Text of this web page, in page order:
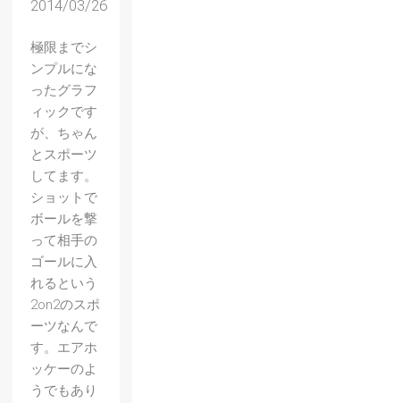
2014/03/26
極限までシ
ンプルにな
ったグラフ
ィックです
が、ちゃん
とスポーツ
してます。
ショットで
ボールを撃
って相手の
ゴールに入
れるという
2on2のスポ
ーツなんで
す。エアホ
ッケーのよ
うでもあり